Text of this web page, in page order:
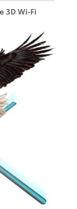
3D Wi-Fi